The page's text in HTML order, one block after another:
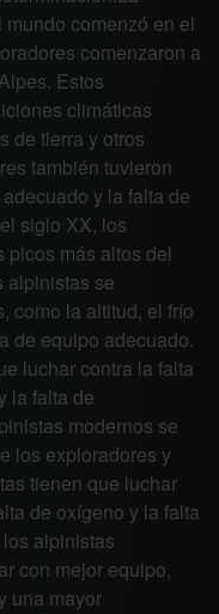
comenzó en el
comenzaron a
Estos
climáticas
de tierra y otros
también tuvieron
y la falta de
siglo XX, los
más altos del
alpinistas se
como la altitud, el frío
de equipo adecuado.
luchar contra la falta
la falta de
modernos se
los exploradores y
tienen que luchar
de oxígeno y la falta
alpinistas
con mejor equipo,
una mayor